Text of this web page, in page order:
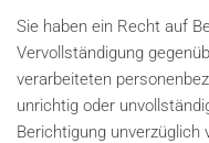
Sie haben ein Recht auf
Vervollständigung
verarbeiteten
unrichtig oder
Berichtigung unverzüglich